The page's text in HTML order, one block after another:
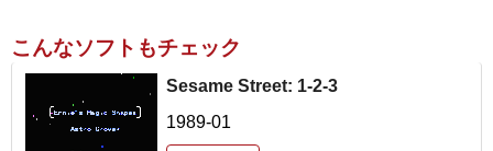
こんなソフトもチェック
Sesame Street: 1-2-3
1989-01